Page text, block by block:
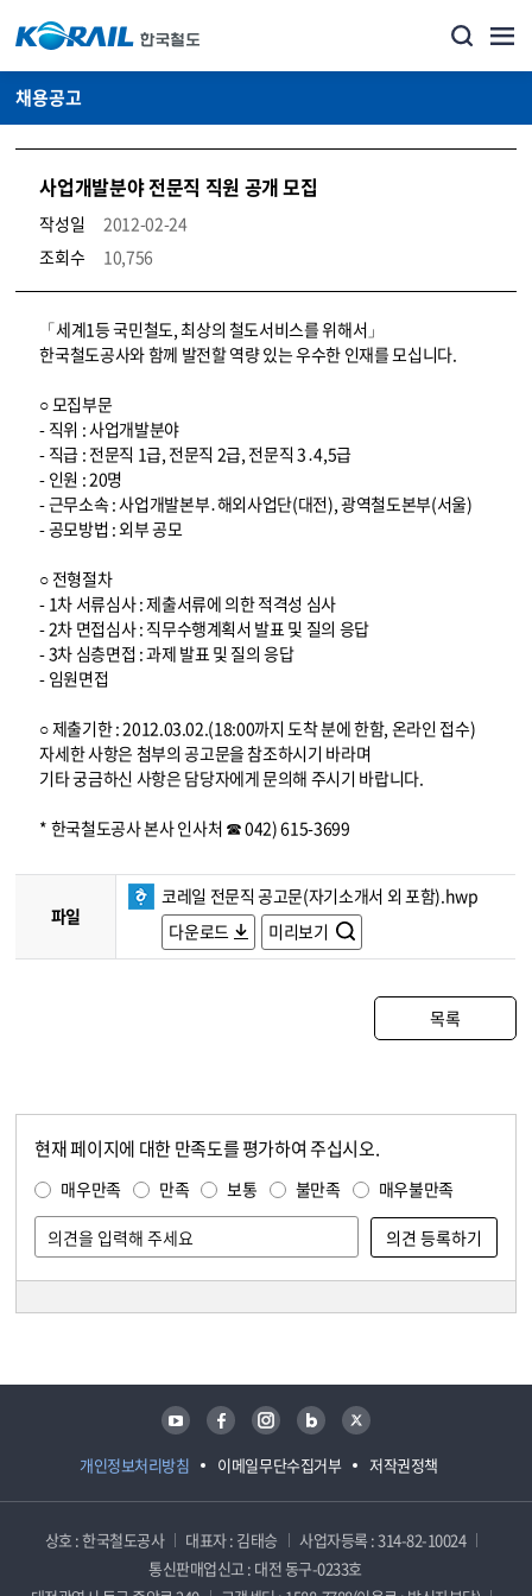
채용공고
사업개발분야 전문직 직원 공개 모집
작성일
2012-02-24
조회수
10,756
코레일소개_경영공시_채용공고 상세보기 – 내용, 파일, 담당자 연락처로 구성
「세계1등 국민철도, 최상의 철도서비스를 위해서」
한국철도공사와 함께 발전할 역량 있는 우수한 인재를 모십니다.
○ 모집부문
- 직위 : 사업개발분야
- 직급 : 전문직 1급, 전문직 2급, 전문직 3․4,5급
- 인원 : 20명
- 근무소속 : 사업개발본부․해외사업단(대전), 광역철도본부(서울)
- 공모방법 : 외부 공모
○ 전형절차
- 1차 서류심사 : 제출서류에 의한 적격성 심사
- 2차 면접심사 : 직무수행계획서 발표 및 질의 응답
- 3차 심층면접 : 과제 발표 및 질의 응답
- 임원면접
○ 제출기한 : 2012.03.02.(18:00까지 도착 분에 한함, 온라인 접수)
자세한 사항은 첨부의 공고문을 참조하시기 바라며
기타 궁금하신 사항은 담당자에게 문의해 주시기 바랍니다.
* 한국철도공사 본사 인사처 ☎ 042) 615-3699
파일
코레일 전문직 공고문(자기소개서 외 포함).hwp
다운로드
미리보기
목록
현재 페이지에 대한 만족도를 평가하여 주십시오.
매우만족 만족 보통 불만족 매우불만족
개인정보처리방침 이메일무단수집거부 저작권정책
유튜브 페이스북 인스타그램 블로그 트위터
상호 : 한국철도공사 대표자 : 김태승
사업자등록 : 314-82-10024
통신판매업신고 : 대전 동구-0233호